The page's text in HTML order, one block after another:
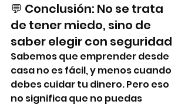
💬 Conclusión: No se trata
de tener miedo, sino de
saber elegir con seguridad
Sabemos que emprender desde
casa no es fácil, y menos cuando
debes cuidar tu dinero. Pero eso
no significa que no puedas